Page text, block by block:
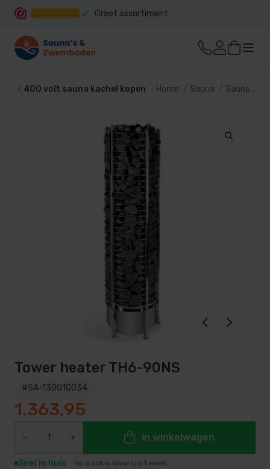
Snelle levering
400 volt sauna kachel kopen Home Sauna Sauna kachel
Tower heater TH6-90NS
#SA-130010034
1.363,95
In winkelwagen
Snel in huis Verwachte levertijd 1 week